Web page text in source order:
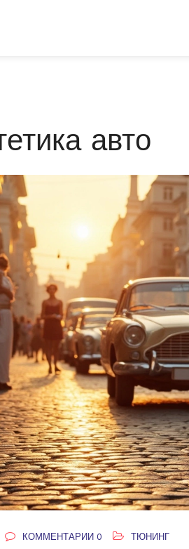
авто
КОММЕНТАРИИ 0 ТЮНИНГ